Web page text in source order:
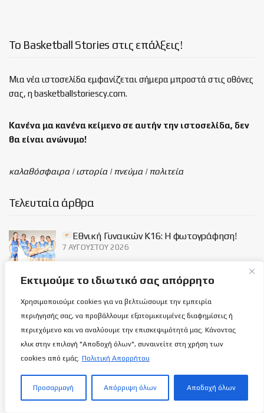
Εκτιμούμε το ιδιωτικό σας απόρρητο
Χρησιμοποιούμε cookies για να βελτιώσουμε την εμπειρία
περιήγησής σας, να προβάλλουμε εξατομικευμένες διαφημίσεις ή
περιεχόμενο και να αναλύουμε την επισκεψιμότητά μας. Κάνοντας
κλικ στην επιλογή "Αποδοχή όλων", συναινείτε στη χρήση των
cookies από εμάς. Πολιτική Απορρήτου
Προσαρμογή Απόρριψη όλων Αποδοχή όλων
Το Basketball Stories στις επάλξεις!
Μια νέα ιστοσελίδα εμφανίζεται σήμερα μπροστά στις οθόνες
σας, η basketballstoriescy.com.
Κανένα μα κανένα κείμενο σε αυτήν την ιστοσελίδα, δεν
θα είναι ανώνυμο!
καλαθόσφαιρα | ιστορία | πνεύμα | πολιτεία
Τελευταία άρθρα
Εθνική Γυναικών Κ16: Η φωτογράφηση!
7 ΑΥΓΟΎΣΤΟΥ 2026
Ανόρθωση: Παίρνει μπρος με…
Αντετοκούμπρος!
υπήρχαν ιδιαίτερες απαιτήσεις αλλά ήταν…
φοϊτσιάρικο!
7 ΑΥΓΟΎΣΤΟΥ 2026